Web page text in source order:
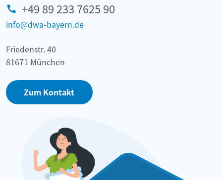
+49 89 233 7625 90
info@dwa-bayern.de
Friedenstr. 40
81671 München
Zum Kontakt